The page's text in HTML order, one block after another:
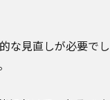
な見直しが必要でし